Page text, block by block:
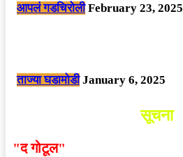
आपलं गडचिरोली February 23, 2025
ताज्या घडामोडी January 6, 2025
सूचना
"द गोटूल"